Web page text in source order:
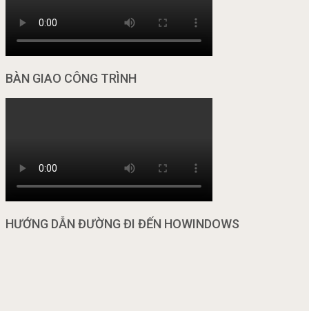
BÀN GIAO CÔNG TRÌNH
HƯỚNG DẪN ĐƯỜNG ĐI ĐẾN HOWINDOWS